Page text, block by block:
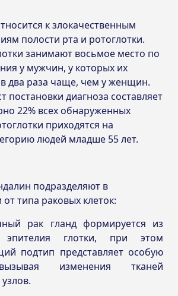
к злокачественным
полости рта и ротоглотки.
занимают восьмое место по
у мужчин, у которых их
два раза чаще, чем у женщин.
постановки диагноза составляет
22% всех обнаруженных
приходятся на
людей младше 55 лет.
подразделяют в
типа раковых клеток:
рак гланд формируется из
глотки, при этом
подтип представляет особую
изменения тканей